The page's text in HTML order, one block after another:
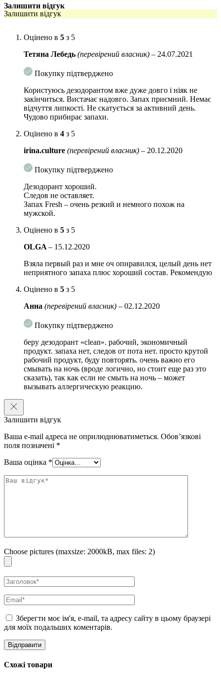
Залишити відгук
Залишити відгук
Оцінено в 5 з 5
Тетяна Лебедь (перевірений власник) – 24.07.2021
Покупку підтверджено
Користуюсь дезодорантом вже дуже довго і ніяк не
закінчиться. Вистачає надовго. Запах приємний. Немає
відчуття липкості. Не скатується за активний день.
Чудово прибирає запахи.
Оцінено в 4 з 5
irina.culture (перевірений власник) – 20.12.2020
Покупку підтверджено
Дезодорант хороший.
Следов не оставляет.
Запах Fresh – очень резкий и немного похож на
мужской.
Оцінено в 5 з 5
OLGA – 15.12.2020
Взяла первый раз и мне оч опнравился, целый день нет
неприятного запаха плюс хороший состав. Рекомендую
Оцінено в 5 з 5
Анна (перевірений власник) – 02.12.2020
Покупку підтверджено
беру дезодорант «clean». рабочий, экономичный
продукт. запаха нет, следов от пота нет. просто крутой
рабочий продукт, буду повторять. очень важно его
смывать на ночь (вроде логично, но стоит еще раз это
сказать), так как если не смыть на ночь – может
вызывать аллергическую реакцию.
Залишити відгук
Ваша e-mail адреса не оприлюднюватиметься. Обов’язкові
поля позначені *
Ваша оцінка *
Choose pictures (maxsize: 2000kB, max files: 2)
Зберегти моє ім'я, e-mail, та адресу сайту в цьому браузері
для моїх подальших коментарів.
Схожі товари